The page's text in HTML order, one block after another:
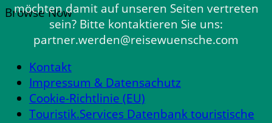
Browse Now
möchten damit auf unseren Seiten vertreten
sein? Bitte kontaktieren Sie uns:
partner.werden@reisewuensche.com
Kontakt
Impressum & Datensachutz
Cookie-Richtlinie (EU)
Touristik.Services Datenbank touristische